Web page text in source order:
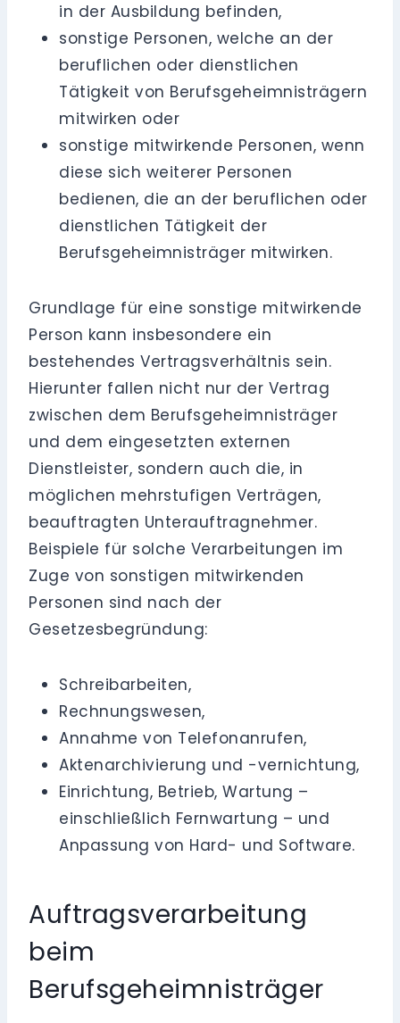
in der Ausbildung befinden,
sonstige Personen, welche an der
beruflichen oder dienstlichen
Tätigkeit von Berufsgeheimnisträgern
mitwirken oder
sonstige mitwirkende Personen, wenn
diese sich weiterer Personen
bedienen, die an der beruflichen oder
dienstlichen Tätigkeit der
Berufsgeheimnisträger mitwirken.
Grundlage für eine sonstige mitwirkende
Person kann insbesondere ein
bestehendes Vertragsverhältnis sein.
Hierunter fallen nicht nur der Vertrag
zwischen dem Berufsgeheimnisträger
und dem eingesetzten externen
Dienstleister, sondern auch die, in
möglichen mehrstufigen Verträgen,
beauftragten Unterauftragnehmer.
Beispiele für solche Verarbeitungen im
Zuge von sonstigen mitwirkenden
Personen sind nach der
Gesetzesbegründung:
Schreibarbeiten,
Rechnungswesen,
Annahme von Telefonanrufen,
Aktenarchivierung und -vernichtung,
Einrichtung, Betrieb, Wartung –
einschließlich Fernwartung – und
Anpassung von Hard- und Software.
Auftragsverarbeitung
beim
Berufsgeheimnisträger